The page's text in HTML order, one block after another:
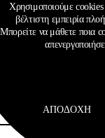
Χρησιμοποιούμε
βέλτιστη εμπειρία
Μπορείτε να μάθετε ποια
ΑΠΟΔΟΧΉ